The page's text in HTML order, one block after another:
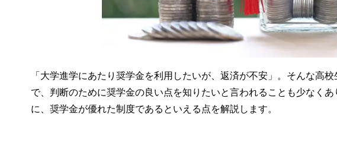
「大学進学にあたり奨学金を利用したいが、返済が不安」。そんな高
で、判断のために奨学金の良い点を知りたいと言われることも少なく
に、奨学金が優れた制度であるといえる点を解説します。